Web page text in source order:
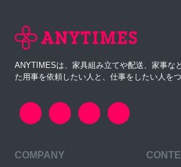
ANYTIMESは、家具組み立てや配送、家事な
た用事を依頼したい人と、仕事をしたい人を
COMPANY